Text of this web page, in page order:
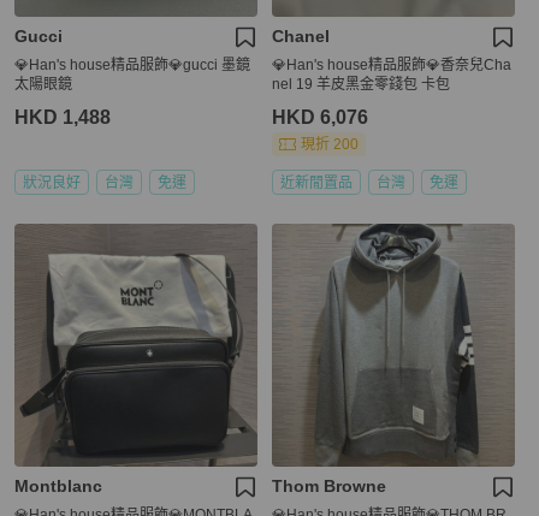
Gucci
💎Han's house精品服飾💎gucci 墨鏡
太陽眼鏡
HKD 1,488
狀況良好 台灣 免運
Chanel
💎Han's house精品服飾💎香奈兒Cha
nel 19 羊皮黑金零錢包 卡包
HKD 6,076
現折 200
近新閒置品 台灣 免運
Montblanc Thom Browne